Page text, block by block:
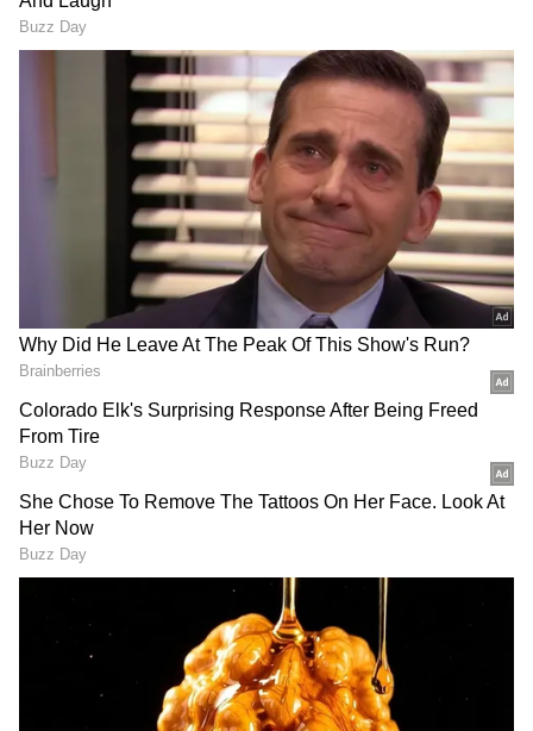
போன்ற அடிப்படை வினாக்களுக்கு
அறிவியலிடம் முழுமையான விடை
இல்லை என்பதை அவை
ஒத்துக்கொள்கின்றன.
தனிமனித அனுபவம்:கடவுள் என்பது
ஒரு புறவயமான (Objective) அறிவியல்
உண்மை என்பதை விட, ஒரு
தனிமனிதனின் அகவயமான (Subjective)
அனுபவம், நம்பிக்கை, மற்றும் வாழ்க்கை
முறை சார்ந்தது என்பதை அவை
அங்கீகரிக்கின்றன.
ஏசியாநெட் தமிழ்-ஐ உங்கள் முதன்மைத்
தேர்வாக்குங்கள்